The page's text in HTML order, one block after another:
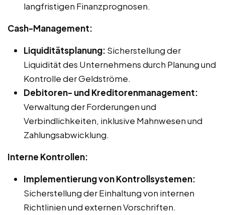
langfristigen Finanzprognosen.
Cash-Management:
Liquiditätsplanung: Sicherstellung der
Liquidität des Unternehmens durch Planung und
Kontrolle der Geldströme.
Debitoren- und Kreditorenmanagement:
Verwaltung der Forderungen und
Verbindlichkeiten, inklusive Mahnwesen und
Zahlungsabwicklung.
Interne Kontrollen:
Implementierung von Kontrollsystemen:
Sicherstellung der Einhaltung von internen
Richtlinien und externen Vorschriften.